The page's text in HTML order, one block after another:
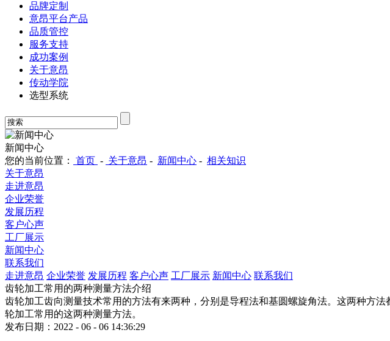
品牌定制
意昂平台产品
品质管控
服务支持
成功案例
关于意昂
传动学院
选型系统
新闻中心
您的当前位置：
首页 - 关于意昂 - 新闻中心 - 相关知识
关于意昂
走进意昂
企业荣誉
发展历程
客户心声
工厂展示
新闻中心
联系我们
走进意昂 企业荣誉 发展历程 客户心声 工厂展示 新闻中心 联系我们
齿轮加工常用的两种测量方法介绍
齿轮加工齿向测量技术常用的方法有来两种，分别是导程法和基圆螺旋角法。这两种方
轮加工常用的这两种测量方法。
发布日期：2022 - 06 - 06 14:36:29